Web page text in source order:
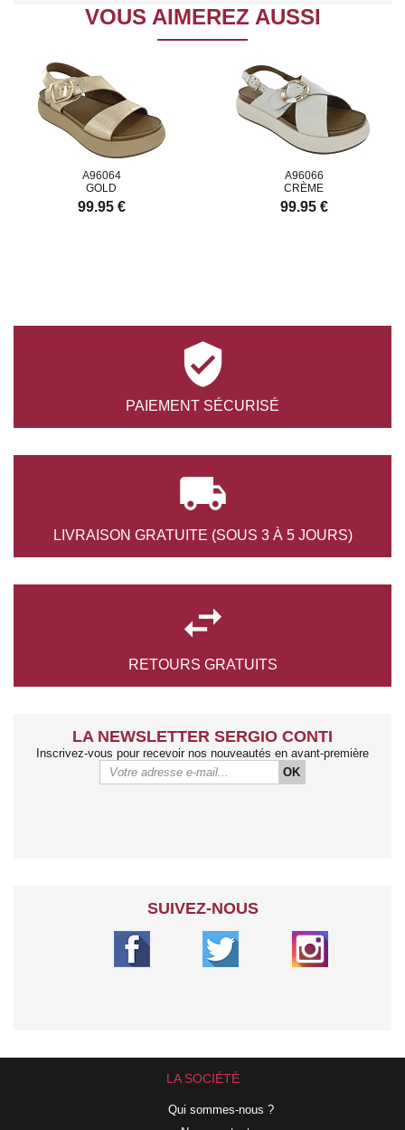
VOUS AIMEREZ AUSSI
A96064
GOLD
99.95 €
A96066
CRÈME
99.95 €

PAIEMENT SÉCURISÉ

LIVRAISON GRATUITE (SOUS 3 À 5 JOURS)

RETOURS GRATUITS
LA NEWSLETTER SERGIO CONTI
Inscrivez-vous pour recevoir nos nouveautés en avant-première
OK
SUIVEZ-NOUS
LA SOCIÉTÉ
Qui sommes-nous ?